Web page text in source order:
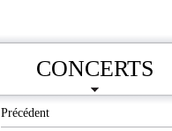
CONCERTS
Précédent